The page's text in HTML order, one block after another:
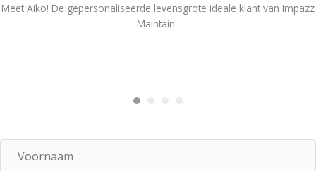
Meet Aiko! De gepersonaliseerde levensgrote ideale klant van Impazz
Maintain.